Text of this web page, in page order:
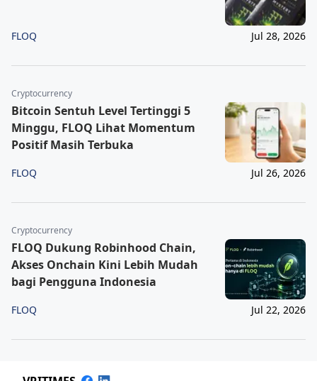
FLOQ Jul 28, 2026
Cryptocurrency
Bitcoin Sentuh Level Tertinggi 5
Minggu, FLOQ Lihat Momentum
Positif Masih Terbuka
FLOQ Jul 26, 2026
Cryptocurrency
FLOQ Dukung Robinhood Chain,
Akses Onchain Kini Lebih Mudah
bagi Pengguna Indonesia
FLOQ Jul 22, 2026